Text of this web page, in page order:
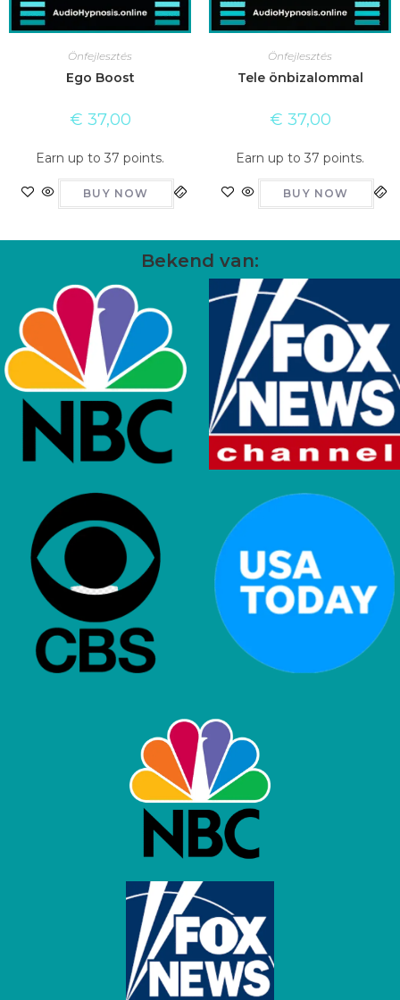
Önfejlesztés
Ego Boost
€ 37,00
Earn up to 37 points.
BUY NOW
Önfejlesztés
Tele önbizalommal
€ 37,00
Earn up to 37 points.
BUY NOW
Bekend van: